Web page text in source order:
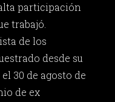
participación
trabajó.
de los
desde su
30 de agosto de
de ex